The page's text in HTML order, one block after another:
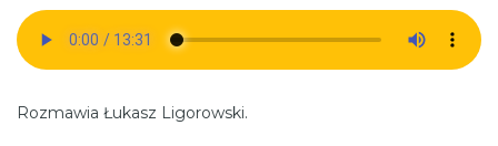
Rozmawia Łukasz Ligorowski.